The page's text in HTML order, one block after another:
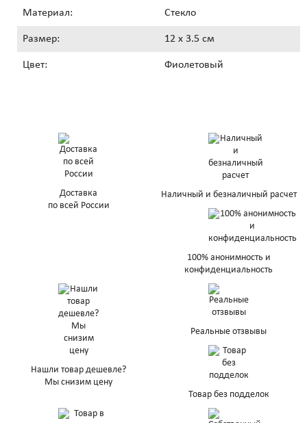
Материал: Стекло
Размер: 12 x 3.5 см
Цвет: Фиолетовый
Доставка
по всей России
Наличный и безналичный расчет
100% анонимность и
конфиденциальность
Нашли товар дешевле?
Мы снизим цену
Реальные отзвывы
Товар без подделок